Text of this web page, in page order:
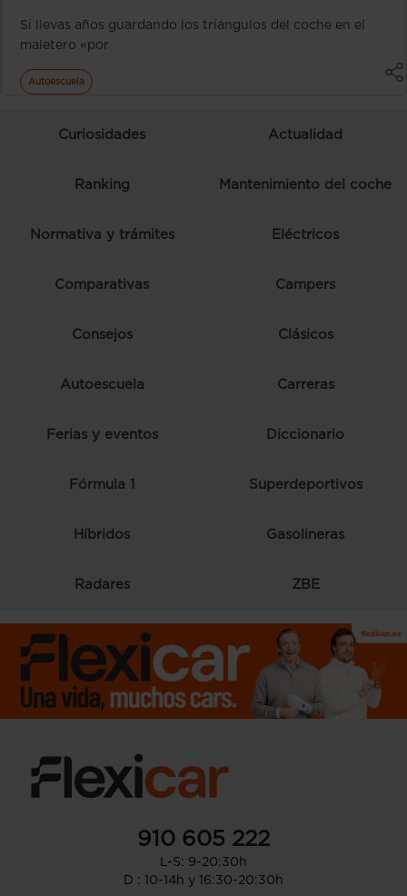
Si llevas años guardando los triángulos del coche en el
maletero «por
Autoescuela
Curiosidades Actualidad
Ranking Mantenimiento del coche
Normativa y trámites Eléctricos
Comparativas Campers
Consejos Clásicos
Autoescuela Carreras
Ferias y eventos Diccionario
Fórmula 1 Superdeportivos
Híbridos Gasolineras
Radares ZBE
910 605 222
L-S: 9-20:30h
D : 10-14h y 16:30-20:30h